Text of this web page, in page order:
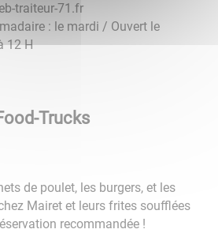
traiteur-71.fr
: le mardi / Ouvert le
12 H
Trucks
de poulet, les burgers, et les
Mairet et leurs frites soufflées
recommandée !